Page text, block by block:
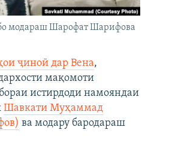
модараш Шарофат Шарифова
ҷиноӣ дар Вена,
мақомоти
истирдоди намояндаи
Шавкати Муҳаммад
ва модару бародараш